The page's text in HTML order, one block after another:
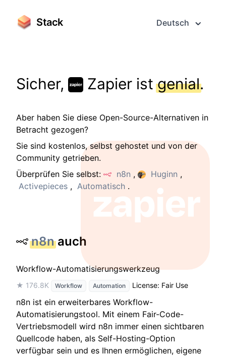
Stack Deutsch
Sicher, Zapier istgenial.
Aber haben Sie diese Open-Source-Alternativen in
Betracht gezogen?
Sie sind kostenlos, selbst gehostet und von der
Community getrieben.
Überprüfen Sie selbst:
n8n , Huginn ,
Activepieces , Automatisch .
n8nauch
Workflow-Automatisierungswerkzeug
★ 176.8K Workflow Automation License: Fair Use
n8n ist ein erweiterbares Workflow-
Automatisierungstool. Mit einem Fair-Code-
Vertriebsmodell wird n8n immer einen sichtbaren
Quellcode haben, als Self-Hosting-Option
verfügbar sein und es Ihnen ermöglichen, eigene